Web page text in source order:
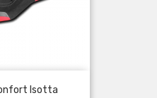
Isotta